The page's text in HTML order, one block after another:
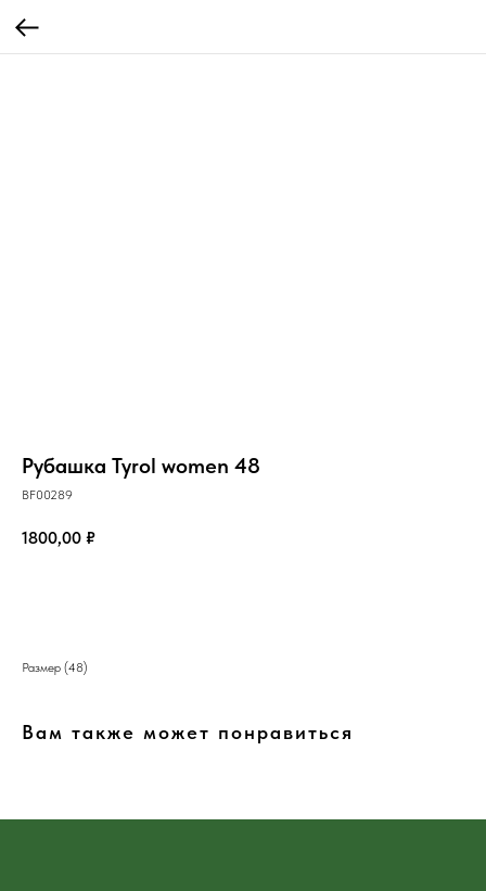
Рубашка Tyrol women 48
BF00289
1800,00 ₽
Размер (48)
Вам также может понравиться